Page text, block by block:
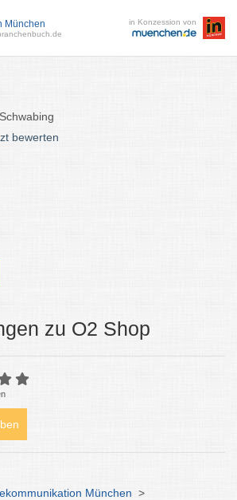
München in Konzession von
bewerten
zu O2 Shop
München >